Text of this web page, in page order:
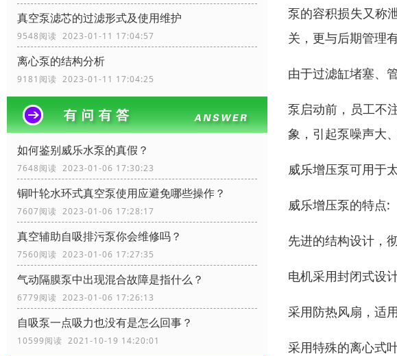
真空泵滤芯的过滤形式及使用维护
9548阅读 2023-01-11 17:04:57
离心泵的结构分析
9181阅读 2023-01-11 17:04:25
如何鉴别威乐水泵的真假？
7648阅读 2023-01-06 17:30:23
铜叶轮水环式真空泵使用应避免哪些操作？
7607阅读 2023-01-06 17:28:17
真空辅助自吸排污泵你会维修吗？
7560阅读 2023-01-06 17:27:35
气动隔膜泵中出现混合故障是指什么？
6779阅读 2023-01-06 17:26:13
自吸泵一点吸力也没有是怎么回事？
10599阅读 2021-10-19 14:20:01
泵的容积损失又称
关，更与后期管理
由于过滤缸堵塞、
泵启动前，员工不
象，引起泵噪声大
威乐增压泵可用于
威乐增压泵的特点:
先进的结构设计，
电机采用封闭式设
采用防热风扇，适
采用特殊的离心式